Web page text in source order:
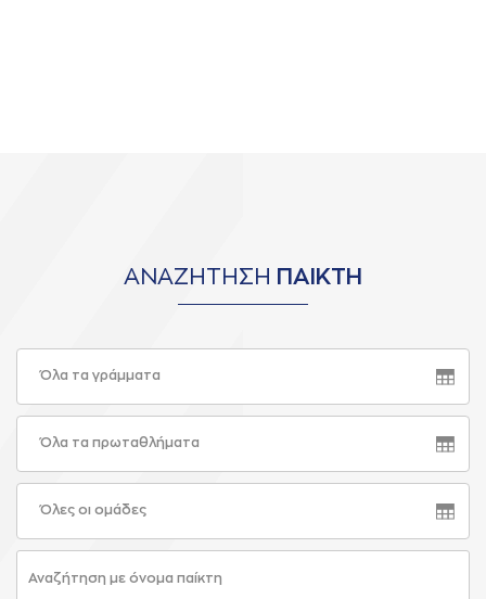
ΑΝΑΖΗΤΗΣΗ ΠΑΙΚΤΗ
Όλα τα γράμματα
Όλα τα πρωταθλήματα
Όλες οι ομάδες